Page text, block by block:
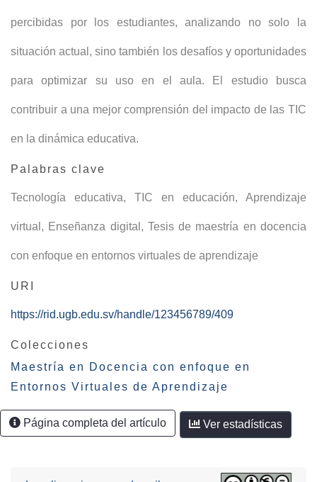
percibidas por los estudiantes, analizando no solo la
situación actual, sino también los desafíos y oportunidades
para optimizar su uso en el aula. El estudio busca
contribuir a una mejor comprensión del impacto de las TIC
en la dinámica educativa.
Palabras clave
Tecnología educativa, TIC en educación, Aprendizaje
virtual , Enseñanza digital , Tesis de maestría en docencia
con enfoque en entornos virtuales de aprendizaje
URI
https://rid.ugb.edu.sv/handle/123456789/409
Colecciones
Maestría en Docencia con enfoque en
Entornos Virtuales de Aprendizaje
Página completa del artículo Ver estadísticas